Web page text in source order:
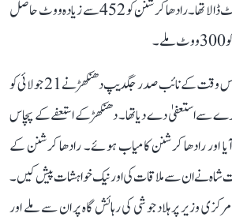
ارکان میں سے 767 نے ووٹ ڈالا تھا۔ رادھا کرشنن کو 452 سے زیادہ ووٹ حاصل
یہ انتخاب اس لیے ہوا کیونکہ اس وقت کے نائب صدر جگدیپ دھنکھڑ نے 21 جولائی کو
سے استعفیٰ دے دیا تھا۔ دھنکھڑ کے استعفے کے پچاس
اور رادھا کرشنن کامیاب ہوئے۔ رادھا کرشنن کے
شاہ نے ان سے ملاقات کی اور نیک خواہشات پیش کیں۔
وزیر پرہلاد جوشی کی رہائش گاہ پر ان سے ملے اور